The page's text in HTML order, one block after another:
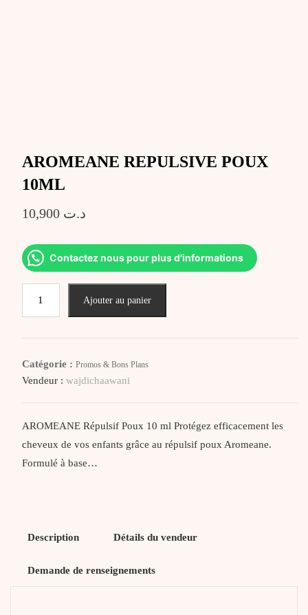
AROMEANE REPULSIVE POUX
10ML
د.ت 10,900
Contactez nous pour plus d'informations
Ajouter au panier
Catégorie : Promos & Bons Plans
Vendeur : wajdichaawani
AROMEANE Répulsif Poux 10 ml Protégez efficacement les
cheveux de vos enfants grâce au répulsif poux Aromeane.
Formulé à base…
Description Détails du vendeur
Demande de renseignements